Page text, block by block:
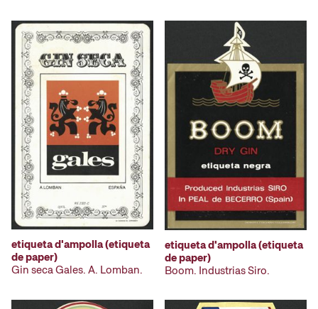
etiqueta d'ampolla (etiqueta
de paper)
Gin seca Gales. A. Lomban.
etiqueta d'ampolla (etiqueta
de paper)
Boom. Industrias Siro.